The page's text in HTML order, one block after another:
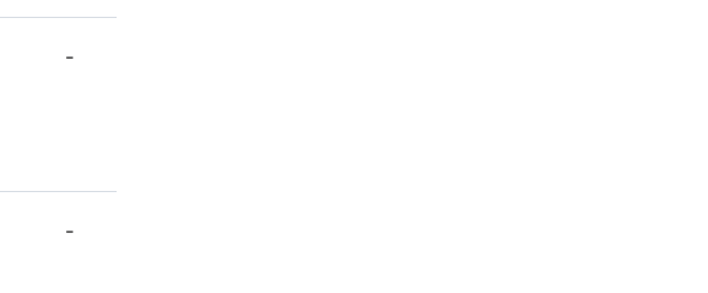
-
-